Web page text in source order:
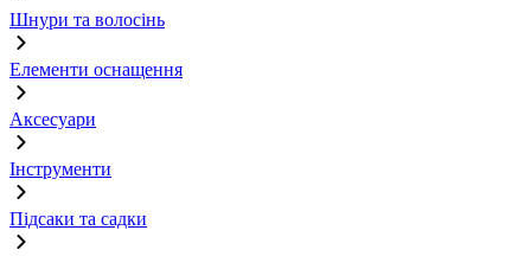
Шнури та волосінь
Елементи оснащення
Аксесуари
Інструменти
Підсаки та садки